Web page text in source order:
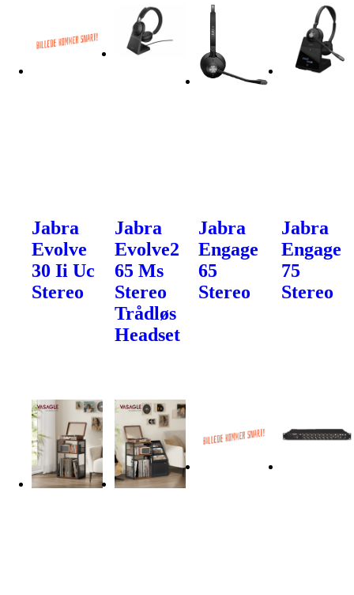
Jabra
Evolve
30 Ii Uc
Stereo
Jabra
Evolve2
65 Ms
Stereo
Trådløs
Headset
Jabra
Engage
65
Stereo
Jabra
Engage
75
Stereo